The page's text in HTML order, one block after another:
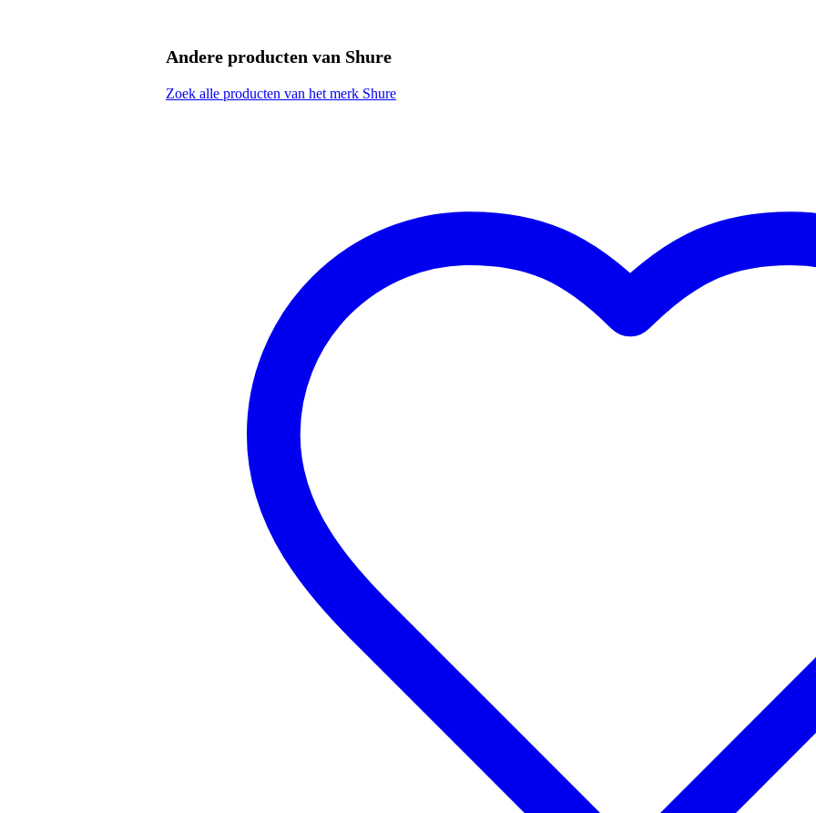
geluidsisolerende oorsleeves voor verschillende groottes met tot 30dB isolatie
impedantie: 22Ohm
frequentiebereik: 20Hz - 19kHz
gevoeligheid: 109dB SPL/mW
Andere producten van Shure
Zoek alle producten van het merk Shure